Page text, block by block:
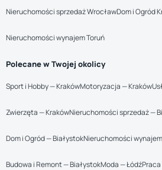
Nieruchomości sprzedaż WrocławDom i Ogród
Nieruchomości wynajem Toruń
Polecane w Twojej okolicy
Sport i Hobby — KrakówMotoryzacja — Kraków
Zwierzęta — KrakówNieruchomości sprzedaż —
Dom i Ogród — BiałystokNieruchomości
Budowa i Remont — BiałystokModa — Łódź